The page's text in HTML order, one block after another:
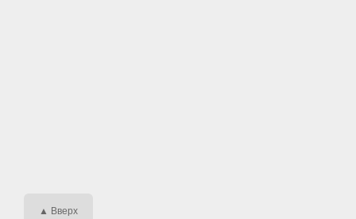
▲ Вверх